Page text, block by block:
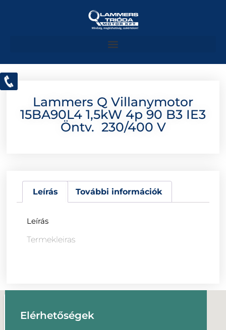
Lammers Q Villanymotor
15BA90L4 1,5kW 4p 90 B3 IE3
Öntv. 230/400 V
Leírás További információk
Leírás
Termekleiras
Elérhetőségek